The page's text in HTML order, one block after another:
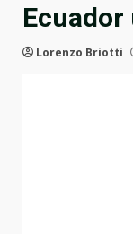
Lorenzo Briotti